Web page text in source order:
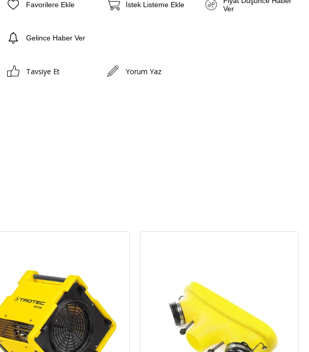
Favorilere Ekle İstek Listeme Ekle
Ver
Gelince Haber Ver
Tavsiye Et Yorum Yaz